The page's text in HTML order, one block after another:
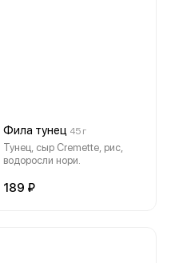
Фила тунец 45 г
Тунец, сыр Cremette, рис,
водоросли нори.
189 ₽